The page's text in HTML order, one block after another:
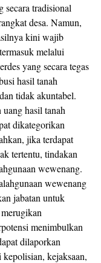
secara tradisional
desa. Namun,
kini wajib
melalui
yang secara tegas
hasil tanah
tidak akuntabel.
hasil tanah
dikategorikan
jika terdapat
tertentu, tindakan
wewenang.
wewenang
jabatan untuk
menimbulkan
dilaporkan
kejaksaan,